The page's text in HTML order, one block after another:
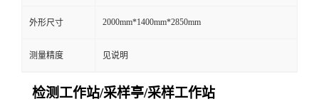
外形尺寸 2000mm*1400mm*2850mm
测量精度 见说明
检测工作站/采样亭/采样工作站